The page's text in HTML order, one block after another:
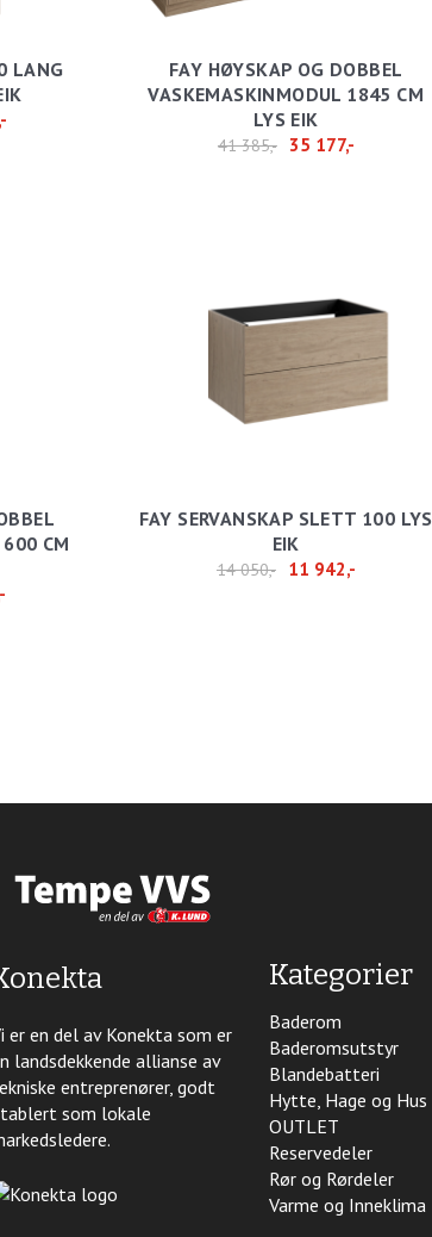
LANG
FAY HØYSKAP OG DOBBEL
VASKEMASKINMODUL 1845 CM
LYS EIK
41 385,- 35 177,-
CM
FAY SERVANSKAP SLETT 100 LYS
EIK
14 050,- 11 942,-
er en del av Konekta som er
landsdekkende allianse av
entreprenører, godt
som lokale
Kategorier
Baderom
Baderomsutstyr
Blandebatteri
Hytte, Hage og Hus
OUTLET
Reservedeler
Rør og Rørdeler
Varme og Inneklima